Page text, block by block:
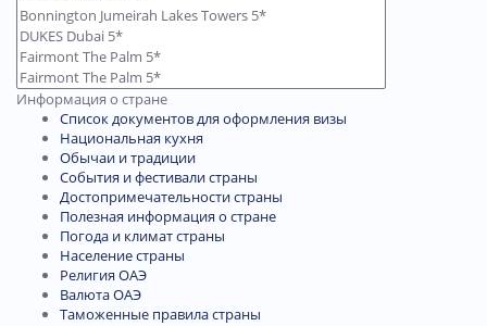
Информация о стране
Список документов для оформления визы
Национальная кухня
Обычаи и традиции
События и фестивали страны
Достопримечательности страны
Полезная информация о стране
Погода и климат страны
Население страны
Религия ОАЭ
Валюта ОАЭ
Таможенные правила страны